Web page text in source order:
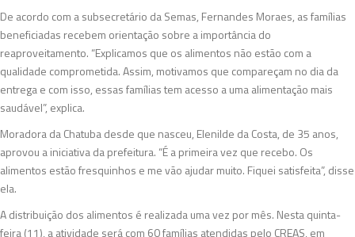
De acordo com a subsecretário da Semas, Fernandes Moraes, as famílias
beneficiadas recebem orientação sobre a importância do
reaproveitamento. “Explicamos que os alimentos não estão com a
qualidade comprometida. Assim, motivamos que compareçam no dia da
entrega e com isso, essas famílias tem acesso a uma alimentação mais
saudável”, explica.
Moradora da Chatuba desde que nasceu, Elenilde da Costa, de 35 anos,
aprovou a iniciativa da prefeitura. “É a primeira vez que recebo. Os
alimentos estão fresquinhos e me vão ajudar muito. Fiquei satisfeita”, disse
ela.
A distribuição dos alimentos é realizada uma vez por mês. Nesta quinta-
feira (11), a atividade será com 60 famílias atendidas pelo CREAS, em